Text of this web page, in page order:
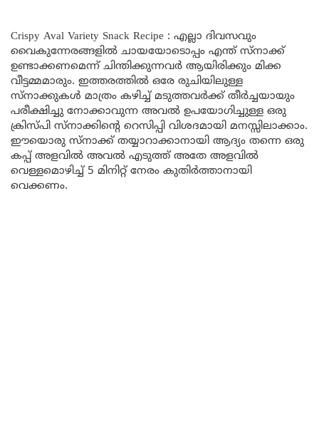
Crispy Aval Variety Snack Recipe : എല്ലാ ദിവസവും
വൈകുന്നേരങ്ങളിൽ ചായയോടൊപ്പം എന്ത് സ്നാക്ക്
ഉണ്ടാക്കണമെന്ന് ചിന്തിക്കുന്നവർ ആയിരിക്കും മിക്ക
വീട്ടമ്മമാരും. ഇത്തരത്തിൽ ഒരേ രുചിയിലുള്ള
സ്നാക്കുകൾ മാത്രം കഴിച്ച് മടുത്തവർക്ക് തീർച്ചയായും
പരീക്ഷിച്ചു നോക്കാവുന്ന അവൽ ഉപയോഗിച്ചുള്ള ഒരു
ക്രിസ്പി സ്നാക്കിന്റെ റെസിപ്പി വിശദമായി മനസ്സിലാക്കാം.
ഈയൊരു സ്നാക്ക് തയ്യാറാക്കാനായി ആദ്യം തന്നെ ഒരു
കപ്പ് അളവിൽ അവൽ എടുത്ത് അതേ അളവിൽ
വെള്ളമൊഴിച്ച് 5 മിനിറ്റ് നേരം കുതിർത്താനായി
വെക്കണം.